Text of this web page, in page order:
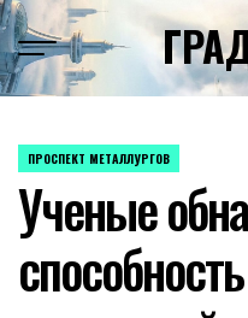
Skip
to
content
POSTED
ПРОСПЕКТ МЕТАЛЛУРГОВ
Ученые